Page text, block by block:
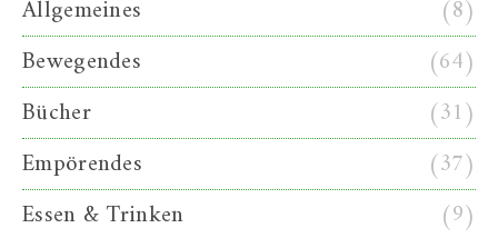
Allgemeines
(8)
Bewegendes
(64)
Bücher
(31)
Empörendes
(37)
Essen & Trinken
(9)